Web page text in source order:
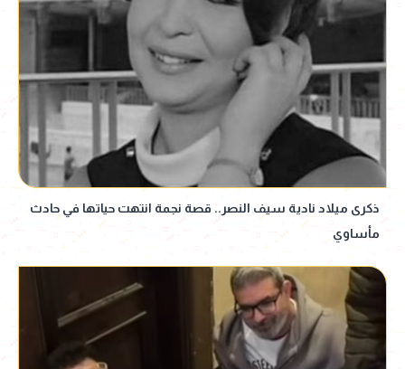
ذكرى ميلاد نادية سيف النصر.. قصة نجمة انتهت حياتها في حادث
مأساوي